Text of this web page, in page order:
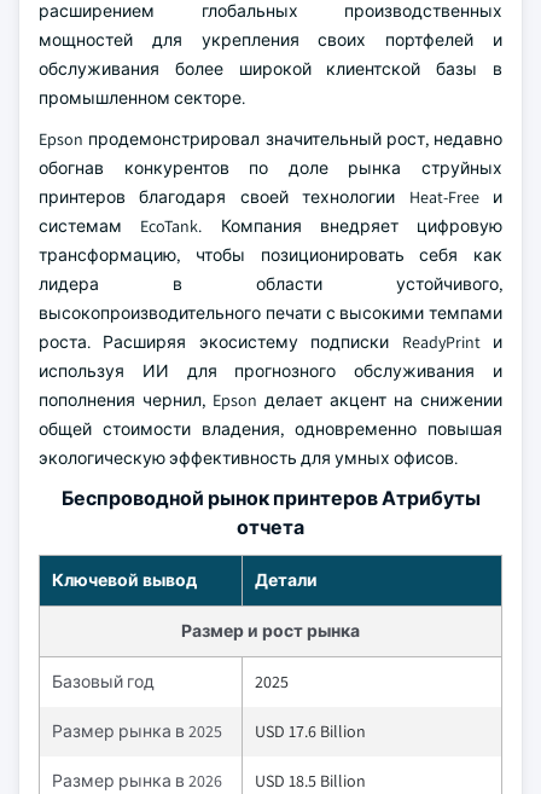
расширением глобальных производственных
мощностей для укрепления своих портфелей и
обслуживания более широкой клиентской базы в
промышленном секторе.
Epson продемонстрировал значительный рост, недавно
обогнав конкурентов по доле рынка струйных
принтеров благодаря своей технологии Heat-Free и
системам EcoTank. Компания внедряет цифровую
трансформацию, чтобы позиционировать себя как
лидера в области устойчивого,
высокопроизводительного печати с высокими темпами
роста. Расширяя экосистему подписки ReadyPrint и
используя ИИ для прогнозного обслуживания и
пополнения чернил, Epson делает акцент на снижении
общей стоимости владения, одновременно повышая
экологическую эффективность для умных офисов.
Беспроводной рынок принтеров Атрибуты
отчета
Ключевой вывод Детали
Размер и рост рынка
Базовый год 2025
Размер рынка в 2025 USD 17.6 Billion
Размер рынка в 2026 USD 18.5 Billion